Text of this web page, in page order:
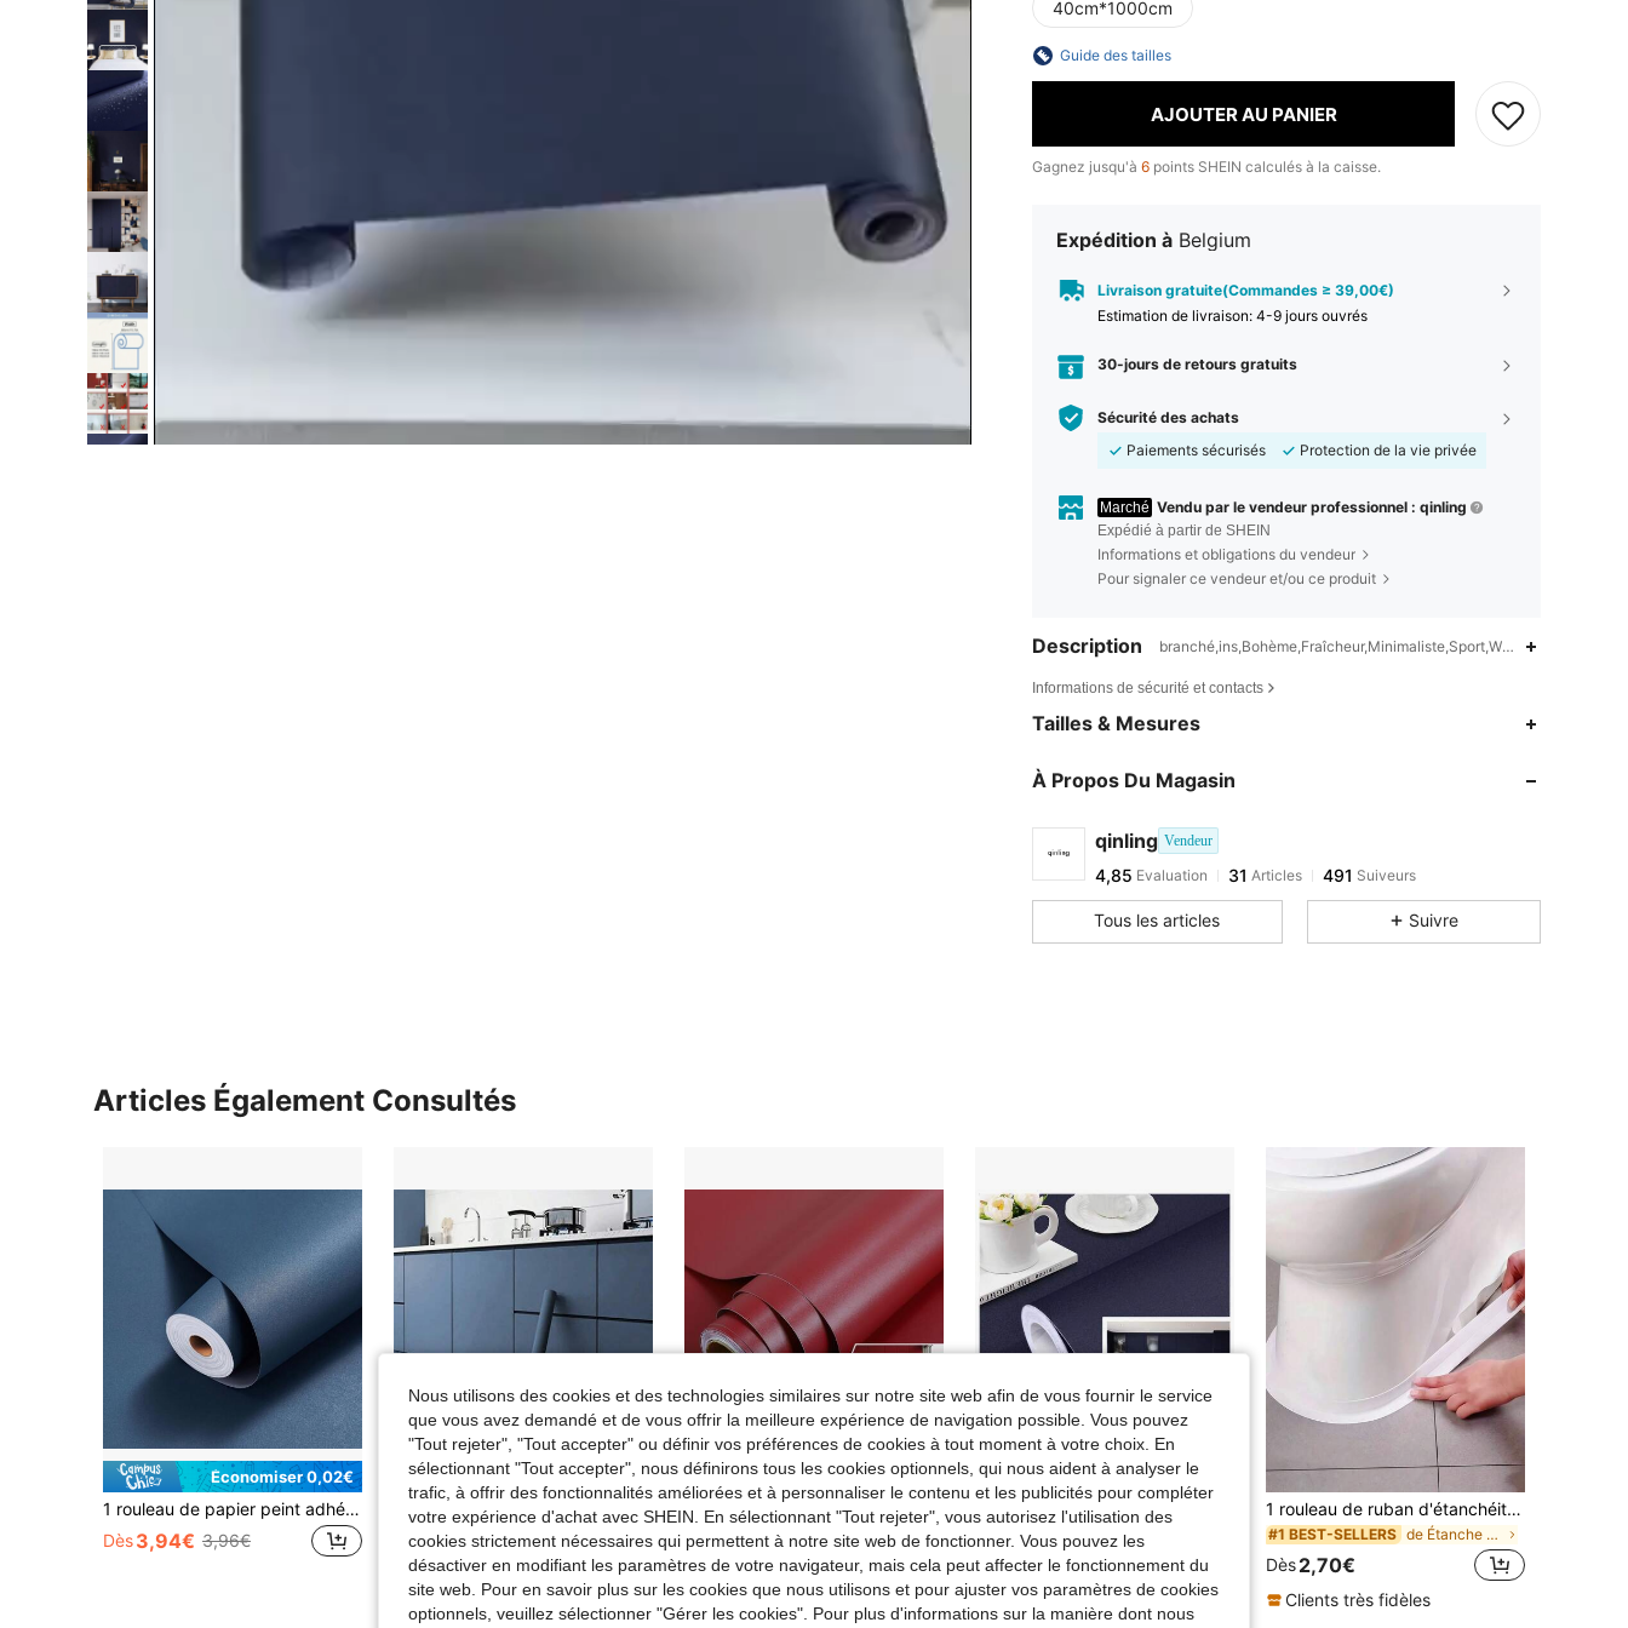
40cm*1000cm
Guide des tailles
AJOUTER AU PANIER
Gagnez jusqu'à 6 points SHEIN calculés à la caisse.
Expédition à Belgium
Livraison gratuite(Commandes ≥ 39,00€)
Estimation de livraison: 4-9 jours ouvrés
30-jours de retours gratuits
Sécurité des achats
Paiements sécurisés
Protection de la vie privée
Marché Vendu par le vendeur professionnel : qinling
Expédié à partir de SHEIN
Informations et obligations du vendeur
Pour signaler ce vendeur et/ou ce produit
Description
Informations de sécurité et contacts
Tailles & Mesures
À Propos Du Magasin
qinling Vendeur
4,85 Evaluation 31 Articles 491 Suiveurs
Tous les articles Suivre
Articles Également Consultés
Économiser 0,02€
1 rouleau de papier peint adhésif décoratif pour la maison, papier contact vinyle imperméable pour sticker mural de salon, armoires, décoration de cuisine
Dès3,94€ 3,96€
ucdfi 1 rouleau de papier peint vinyle adhésif de couleur unie, autoadhésif, pelable et amovible. Papier peint de contact, armoires, salon, cuisine, chambre à coucher, style moderne pour la décoration, la rénovation des meubles, la décoration d'automne, papier peint, décoration de la pièce, décoration de la maison, décoration murale, décoration de salle de bain, décoration de chambre à coucher, décoration de pièce, décoration de salon, décoration de maison, art mural de salon, papier peint, autocollants muraux, stickers muraux
Dès4,04€
Économiser 0,01€
1 pièce, papier peint autoadhésif rouge, papier peint rouge pur rétro, autocollants déchirables, convient pour la salle de bain, la chambre, les murs de décoration de la maison, les armoires de cuisine, papier peint autoadhésif rouge mat, convient pour les plans de travail, les bureaux, les salles de classe, décoration murale, décoration de salle de bain, décoration de chambre, fournitures de décoration de pièce, décoration de salon, décoration de maison, décoration d'intérieur, papier peint de salon, stickers muraux, art de papier peint, stickers muraux.
Dès3,95€ 3,96€
4 restant
5,26€
1 rouleau de ruban d'étanchéité imperméable, bande scellante auto-adhésive en PVC, bande d'étanchéité anti-moisissure pour évier de cuisine et de salle de bain, sticker décoratif pour la maison, décorations de fête, cadeaux d'anniversaire et de remise des diplômes, stickers de décoration murale et de chambre
#1 BEST-SELLERS de Étanche Autocollant d'étanchéité au sol
Dès2,70€
Clients très fidèles
Nous utilisons des cookies et des technologies similaires sur notre site web afin de vous fournir le service
que vous avez demandé et de vous offrir la meilleure expérience de navigation possible. Vous pouvez
"Tout rejeter", "Tout accepter" ou définir vos préférences de cookies à tout moment à votre choix. En
sélectionnant "Tout accepter", nous définirons tous les cookies optionnels, qui nous aident à analyser le
trafic, à offrir des fonctionnalités améliorées et à personnaliser le contenu et les publicités pour compléter
votre expérience d'achat avec SHEIN. En sélectionnant "Tout rejeter", vous autorisez l'utilisation des
cookies strictement nécessaires qui permettent à notre site web de fonctionner. Vous pouvez les
désactiver en modifiant les paramètres de votre navigateur, mais cela peut affecter le fonctionnement du
site web. Pour en savoir plus sur les cookies que nous utilisons et pour ajuster vos paramètres de cookies
optionnels, veuillez sélectionner "Gérer les cookies". Pour plus d'informations sur la manière dont nous